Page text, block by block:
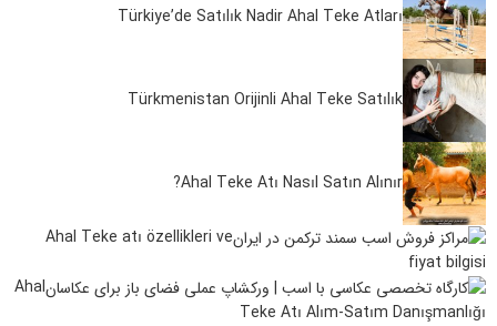
Türkiye’de Satılık Nadir Ahal Teke Atları
Türkmenistan Orijinli Ahal Teke Satılık
Ahal Teke Atı Nasıl Satın Alınır?
Ahal Teke atı özellikleri ve
fiyat bilgisi
Ahal
Teke Atı Alım-Satım Danışmanlığı